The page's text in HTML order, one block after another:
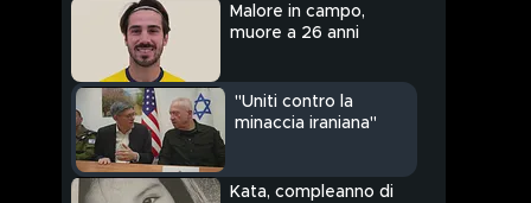
Malore in campo,
muore a 26 anni
"Uniti contro la
minaccia iraniana"
Kata, compleanno di